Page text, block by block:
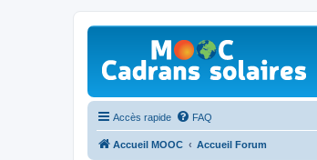
Accès rapide FAQ
Accueil MOOC Accueil Forum